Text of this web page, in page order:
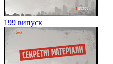
199 випуск